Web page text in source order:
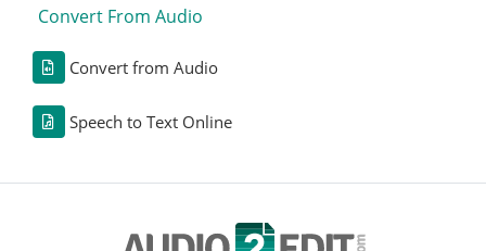
Convert From Audio
Convert from Audio
Speech to Text Online